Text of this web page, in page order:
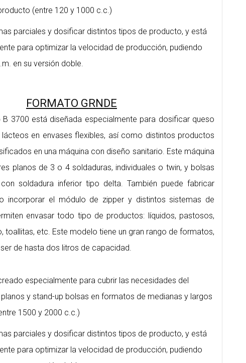
(entre 120 y 1000 c.c.)
parciales y dosificar distintos tipos de producto, y está
para optimizar la velocidad de producción, pudiendo
en su versión doble.
FORMATO GRNDE
B 3700 está diseñada especialmente para dosificar queso
en envases flexibles, así como distintos productos
en una máquina con diseño sanitario. Este máquina
planos de 3 o 4 soldaduras, individuales o twin, y bolsas
soldadura inferior tipo delta. También puede fabricar
incorporar el módulo de zipper y distintos sistemas de
envasar todo tipo de productos: líquidos, pastosos,
toallitas, etc. Este modelo tiene un gran rango de formatos,
de hasta dos litros de capacidad.
especialmente para cubrir las necesidades del
y stand-up bolsas en formatos de medianas y largos
1500 y 2000 c.c.)
parciales y dosificar distintos tipos de producto, y está
para optimizar la velocidad de producción, pudiendo